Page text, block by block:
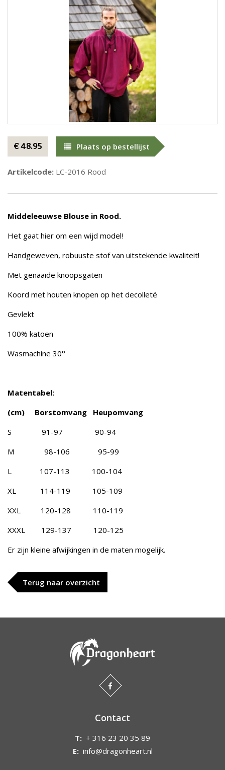
€ 48.95 Plaats op bestellijst
Artikelcode: LC-2016 Rood
Middeleeuwse Blouse in Rood.
Het gaat hier om een wijd model!
Handgeweven, robuuste stof van uitstekende kwaliteit!
Met genaaide knoopsgaten
Koord met houten knopen op het decolleté
Gevlekt
100% katoen
Wasmachine 30°
Matentabel:
(cm) Borstomvang Heupomvang
S 91-97 90-94
M 98-106 95-99
L 107-113 100-104
XL 114-119 105-109
XXL 120-128 110-119
XXXL 129-137 120-125
Er zijn kleine afwijkingen in de maten mogelijk.
Terug naar overzicht
Contact
T: + 316 23 20 35 89
E: info@dragonheart.nl